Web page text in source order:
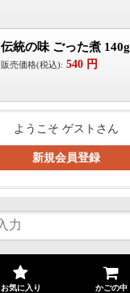
伝統の味 ごった煮 140g
販売価格(税込): 540 円
ようこそ ゲストさん
新規会員登録
お気に入り かごの中